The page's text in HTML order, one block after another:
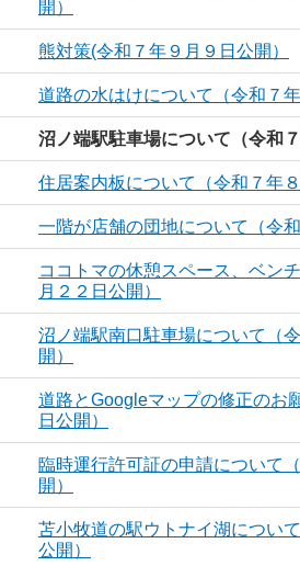
開）
熊対策(令和７年９月９日公開）
道路の水はけについて（令和７
沼ノ端駅駐車場について（令和
住居案内板について（令和７年
一階が店舗の団地について（令
ココトマの休憩スペース、ベン
月２２日公開）
沼ノ端駅南口駐車場について（
開）
道路とGoogleマップの修正のお
日公開）
臨時運行許可証の申請について
開）
苫小牧道の駅ウトナイ湖につい
公開）